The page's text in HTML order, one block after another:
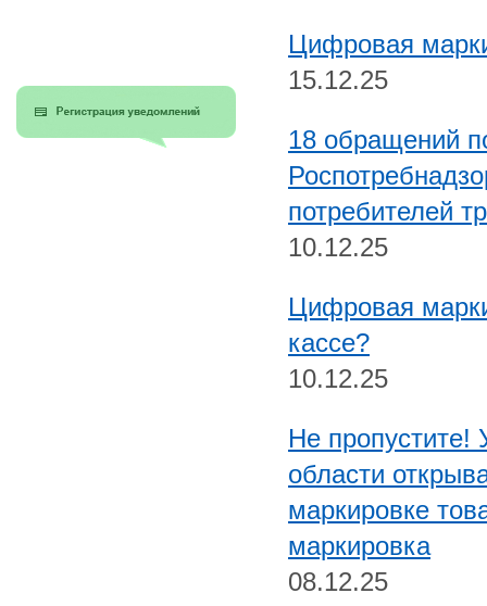
Цифровая
15.12.25
18 обращений
потребителей
10.12.25
Цифровая
кассе?
10.12.25
Не пропустите!
области
маркировке
маркировка
08.12.25